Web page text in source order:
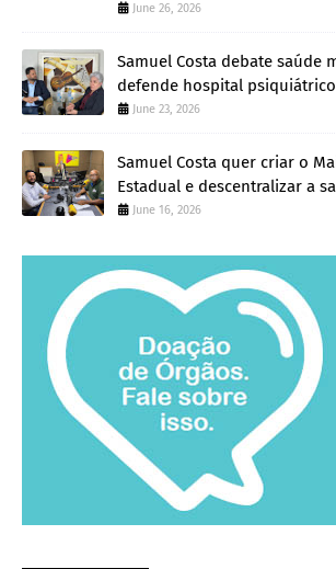
June 26, 2026
Samuel Costa debate saúde
defende hospital
June 23, 2026
Samuel Costa quer criar o
Estadual e descentralizar a
June 16, 2026